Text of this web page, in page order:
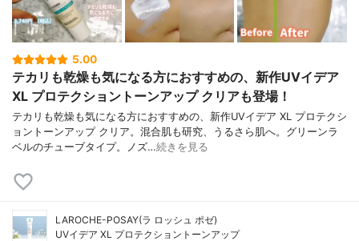
5.00
テカリも乾燥も気になる方におすすめの、新作UVイデア
XL プロテクショントーンアップ クリアも登場！
テカリも乾燥も気になる方におすすめの、新作UVイデア XL プロテクシ
ョントーンアップ クリア。混合肌も研究、うるさら肌へ。グリーンラ
ベルのチューブタイプ。ノズ…続きを見る
LAROCHE-POSAY(ラ ロッシュ ポゼ)
UVイデア XL プロテクショントーンアップ